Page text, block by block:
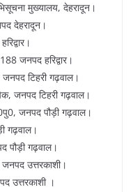
मुख्यालय, देहरादून।
देहरादून।
जनपद हरिद्वार।
जनपद टिहरी गढ़वाल।
जनपद टिहरी गढ़वाल।
जनपद पौड़ी गढ़वाल।
गढ़वाल।
पौड़ी गढ़वाल।
जनपद उत्तरकाशी।
उत्तरकाशी ।